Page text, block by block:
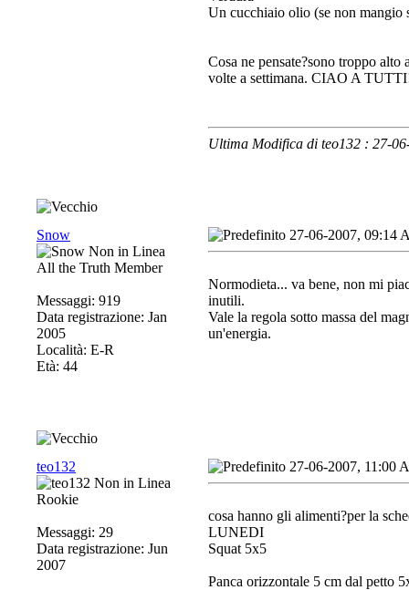
Un cucchiaio olio (se non mangio
Cosa ne pensate?sono troppo
volte a settimana. CIAO A
Ultima Modifica di teo132 : 27-
Snow
All the Truth Member
Messaggi: 919
Data registrazione: Jan
2005
Località: E-R
Età: 44
27-06-2007, 09:14
Normodieta... va bene, non mi
inutili.
Vale la regola sotto massa del
un'energia.
teo132
Rookie
Messaggi: 29
Data registrazione: Jun
2007
27-06-2007, 11:00
cosa hanno gli alimenti?per la
LUNEDI
Squat 5x5
Panca orizzontale 5 cm dal petto